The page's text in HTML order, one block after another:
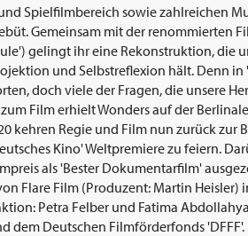
Spielfilmbereich sowie zahlreichen
Gemeinsam mit der renommierten
gelingt ihr eine Rekonstruktion, die
und Selbstreflexion hält. Denn
doch viele der Fragen, die unsere
Film erhielt Wonders auf der
kehren Regie und Film nun zurück zur
Kino' Weltpremiere zu feiern.
als 'Bester Dokumentarfilm'
Flare Film (Produzent: Martin
Petra Felber und Fatima
dem Deutschen Filmförderfonds 'DFFF'.